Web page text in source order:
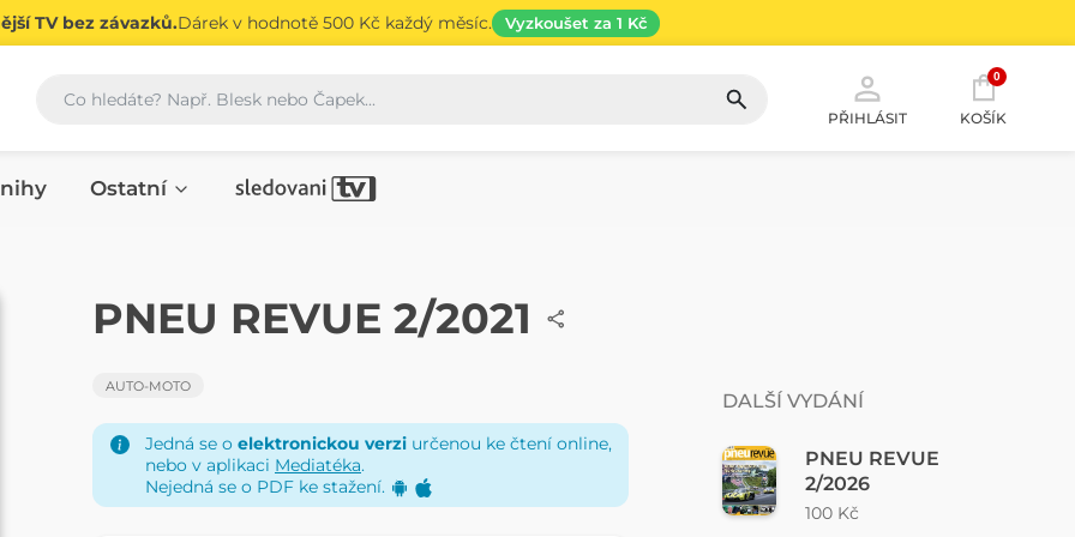
TV bez závazků.Dárek v hodnotě 500 Kč každý měsíc. Vyzkoušet za 1 Kč
Vyhledávání
PŘIHLÁSIT
0
KOŠÍK
Ostatní
ČASOPIS
PNEU REVUE 2/2021
AUTO-MOTO
Jedná se o elektronickou verzi určenou ke čtení online,
nebo v aplikaci Mediatéka.
Nejedná se o PDF ke stažení.
DALŠÍ VYDÁNÍ
PNEU REVUE
2/2026
100 Kč